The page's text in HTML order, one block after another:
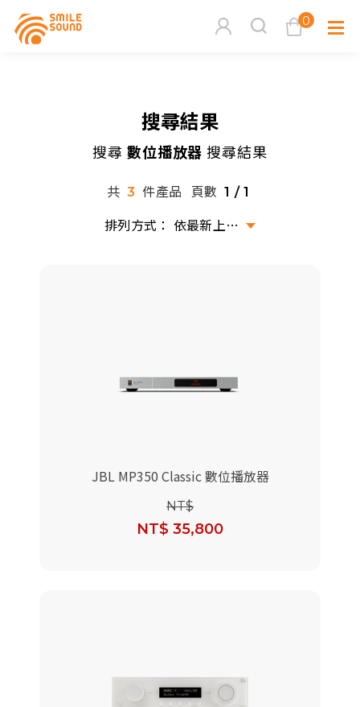
0
請選擇商品分類
搜尋結果
搜尋 數位播放器 搜尋結果
共 3 件產品 頁數 1 / 1
依最新上架排序
JBL MP350 Classic 數位播放器
NT$
NT$ 35,800